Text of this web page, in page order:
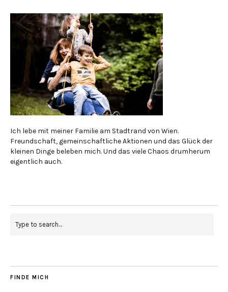
Ich lebe mit meiner Familie am Stadtrand von Wien.
Freundschaft, gemeinschaftliche Aktionen und das Glück der
kleinen Dinge beleben mich. Und das viele Chaos drumherum
eigentlich auch.
FINDE MICH